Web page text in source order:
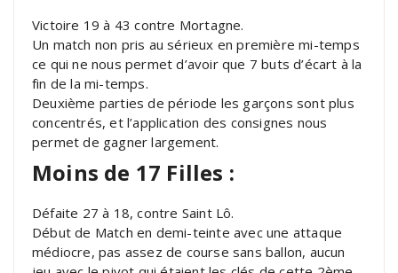
Victoire 19 à 43 contre Mortagne.
Un match non pris au sérieux en première mi-temps
ce qui ne nous permet d’avoir que 7 buts d’écart à la
fin de la mi-temps.
Deuxième parties de période les garçons sont plus
concentrés, et l’application des consignes nous
permet de gagner largement.
Moins de 17 Filles :
Défaite 27 à 18, contre Saint Lô.
Début de Match en demi-teinte avec une attaque
médiocre, pas assez de course sans ballon, aucun